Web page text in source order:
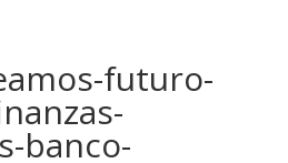
futuro-
banco-